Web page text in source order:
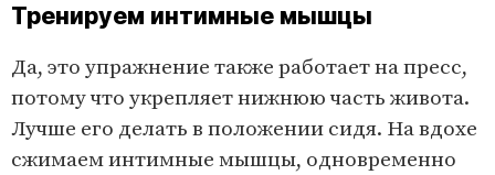
Тренируем интимные мышцы
Да, это упражнение также работает на пресс,
потому что укрепляет нижнюю часть живота.
Лучше его делать в положении сидя. На вдохе
сжимаем интимные мышцы, одновременно